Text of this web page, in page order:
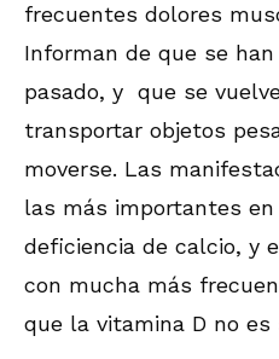
frecuentes dolores
Informan de que se
pasado, y que se
transportar objetos
moverse. Las
las más importantes
deficiencia de calcio, y
con mucha más
que la vitamina D no es